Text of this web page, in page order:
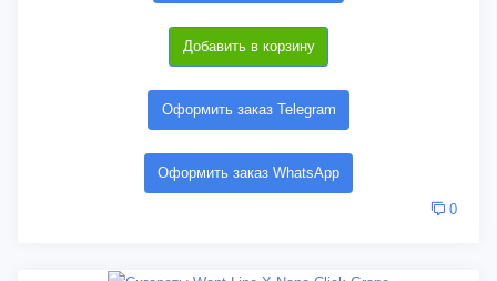
Добавить в корзину
Оформить заказ Telegram
Оформить заказ WhatsApp
0